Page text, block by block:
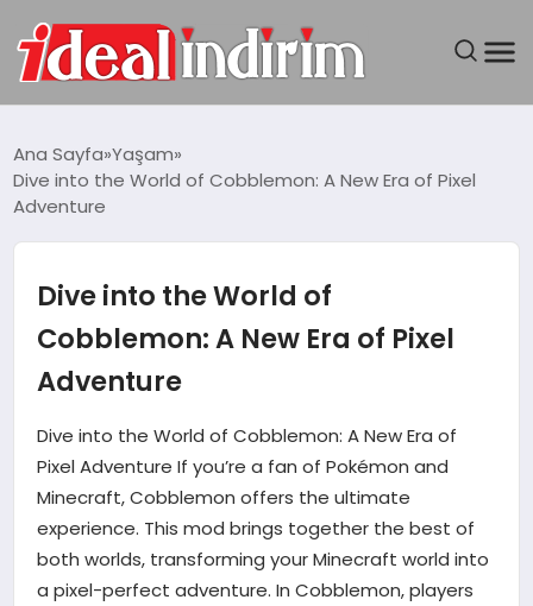
BILGISAYAR
TEKNOLOJI
YAŞAM
Ana Sayfa Yaşam
Dive into the World of Cobblemon: A New Era of Pixel
Adventure
Dive into the World of
Cobblemon: A New Era of Pixel
Adventure
Dive into the World of Cobblemon: A New Era of
Pixel Adventure If you’re a fan of Pokémon and
Minecraft, Cobblemon offers the ultimate
experience. This mod brings together the best of
both worlds, transforming your Minecraft world into
a pixel-perfect adventure. In Cobblemon, players